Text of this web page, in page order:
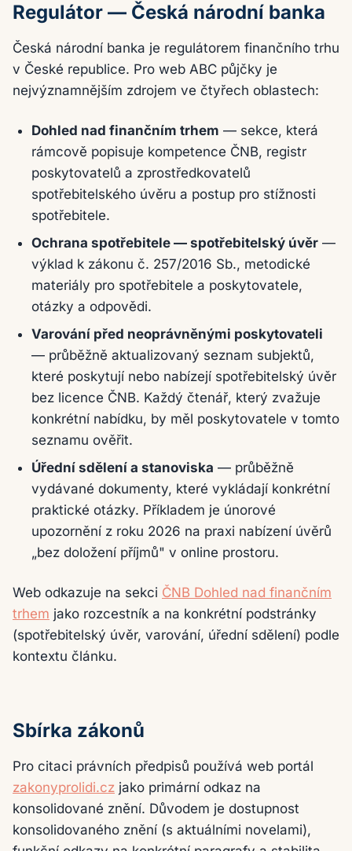
Regulátor — Česká národní banka
Česká národní banka je regulátorem finančního trhu
v České republice. Pro web ABC půjčky je
nejvýznamnějším zdrojem ve čtyřech oblastech:
Dohled nad finančním trhem — sekce, která
rámcově popisuje kompetence ČNB, registr
poskytovatelů a zprostředkovatelů
spotřebitelského úvěru a postup pro stížnosti
spotřebitele.
Ochrana spotřebitele — spotřebitelský úvěr —
výklad k zákonu č. 257/2016 Sb., metodické
materiály pro spotřebitele a poskytovatele,
otázky a odpovědi.
Varování před neoprávněnými poskytovateli
— průběžně aktualizovaný seznam subjektů,
které poskytují nebo nabízejí spotřebitelský úvěr
bez licence ČNB. Každý čtenář, který zvažuje
konkrétní nabídku, by měl poskytovatele v tomto
seznamu ověřit.
Úřední sdělení a stanoviska — průběžně
vydávané dokumenty, které vykládají konkrétní
praktické otázky. Příkladem je únorové
upozornění z roku 2026 na praxi nabízení úvěrů
„bez doložení příjmů" v online prostoru.
Web odkazuje na sekci ČNB Dohled nad finančním
trhem jako rozcestník a na konkrétní podstránky
(spotřebitelský úvěr, varování, úřední sdělení) podle
kontextu článku.
Sbírka zákonů
Pro citaci právních předpisů používá web portál
zakonyprolidi.cz jako primární odkaz na
konsolidované znění. Důvodem je dostupnost
konsolidovaného znění (s aktuálními novelami),